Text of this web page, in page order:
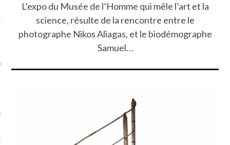
MES DERNIERS
SUR FACEBOOK
conquis mais en
L’expo du Musée de l’Homme qui mêle l’art et la
science, résulte de la rencontre entre le
photographe Nikos Aliagas, et le biodémographe
Samuel…